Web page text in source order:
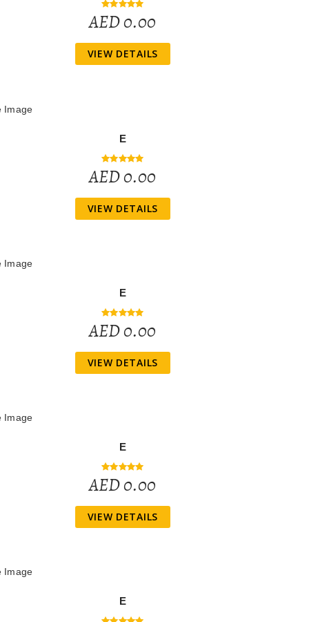
AED 0.00
VIEW DETAILS
E
AED 0.00
VIEW DETAILS
E
AED 0.00
VIEW DETAILS
E
AED 0.00
VIEW DETAILS
E